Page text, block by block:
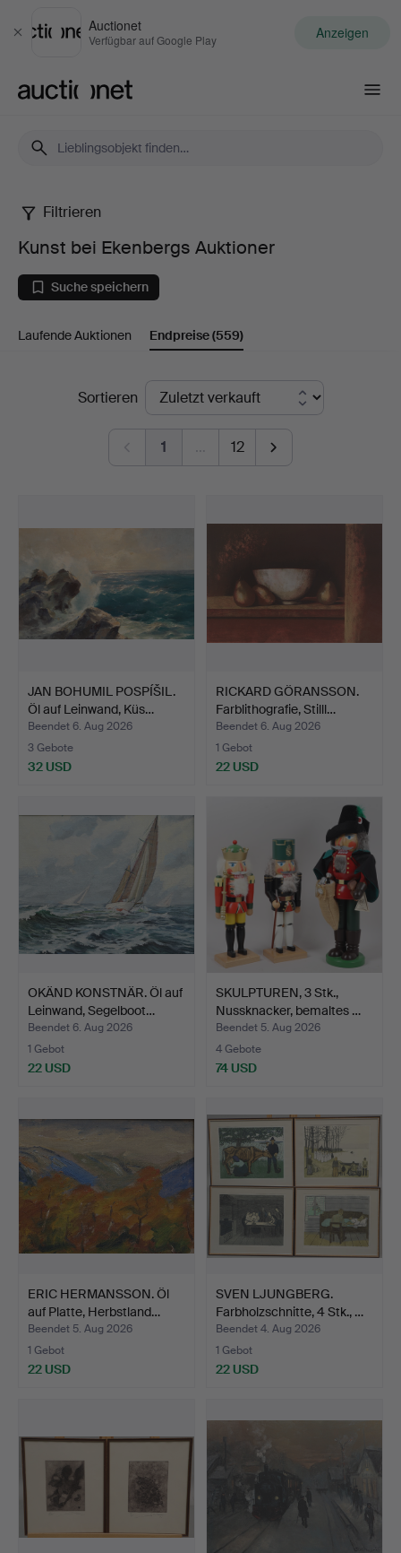
Schließen
Auctionet
Verfügbar auf Google Play Anzeigen
Kunst
bei
Ekenbergs
Auktioner
Filtrieren
Kunst bei Ekenbergs Auktioner
Suche speichern
Laufende Auktionen Endpreise(559)
EndpreiseSortieren
1 … 12
JAN BOHUMIL POSPÍŠIL.
Öl auf Leinwand, Küs…
Beendet 6. Aug 2026
3 Gebote
32 USD
RICKARD GÖRANSSON.
Farblithografie, Stilll…
Beendet 6. Aug 2026
1 Gebot
22 USD
OKÄND KONSTNÄR. Öl auf
Leinwand, Segelboot…
Beendet 6. Aug 2026
1 Gebot
22 USD
SKULPTUREN, 3 Stk.,
Nussknacker, bemaltes …
Beendet 5. Aug 2026
4 Gebote
74 USD
ERIC HERMANSSON. Öl
auf Platte, Herbstland…
Beendet 5. Aug 2026
1 Gebot
22 USD
SVEN LJUNGBERG.
Farbholzschnitte, 4 Stk., …
Beendet 4. Aug 2026
1 Gebot
22 USD